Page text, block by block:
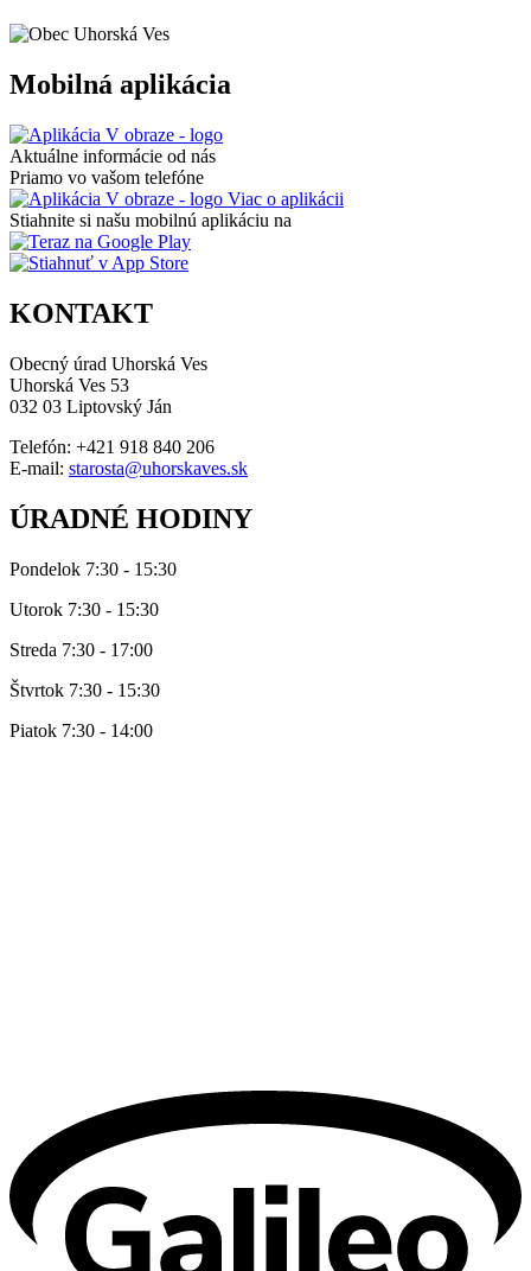
Mobilná aplikácia
Aktuálne informácie od nás
Priamo vo vašom telefóne
Viac o aplikácii
Stiahnite si našu mobilnú aplikáciu na
KONTAKT
Obecný úrad Uhorská Ves
Uhorská Ves 53
032 03 Liptovský Ján
Telefón: +421 918 840 206
E-mail: starosta@uhorskaves.sk
ÚRADNÉ HODINY
Pondelok 7:30 - 15:30
Utorok 7:30 - 15:30
Streda 7:30 - 17:00
Štvrtok 7:30 - 15:30
Piatok 7:30 - 14:00